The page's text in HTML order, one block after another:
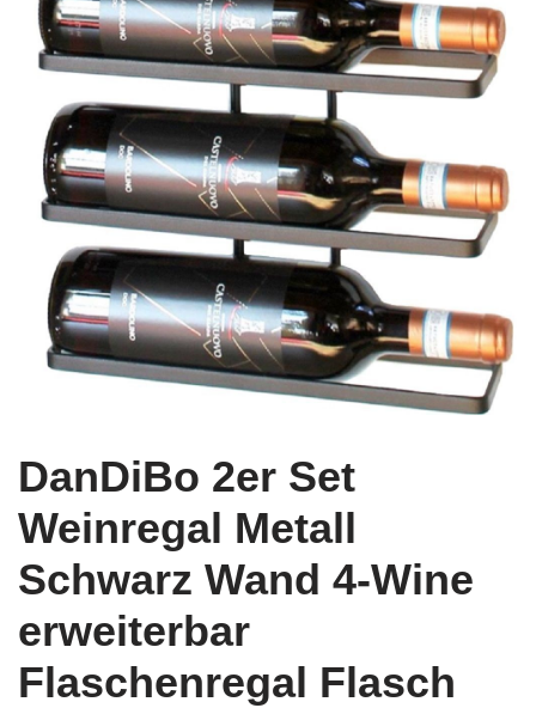
DanDiBo 2er Set
Weinregal Metall
Schwarz Wand 4-Wine
erweiterbar
Flaschenregal Flasch